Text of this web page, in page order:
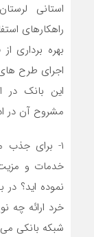
استانی
راهکارهای
بهره برداری
اجرای طرح
این بانک
مشروح آن در
۱- برای جذب
خدمات و
نموده اید؟ در
خرد ارائه چه
شبکه بانکی می